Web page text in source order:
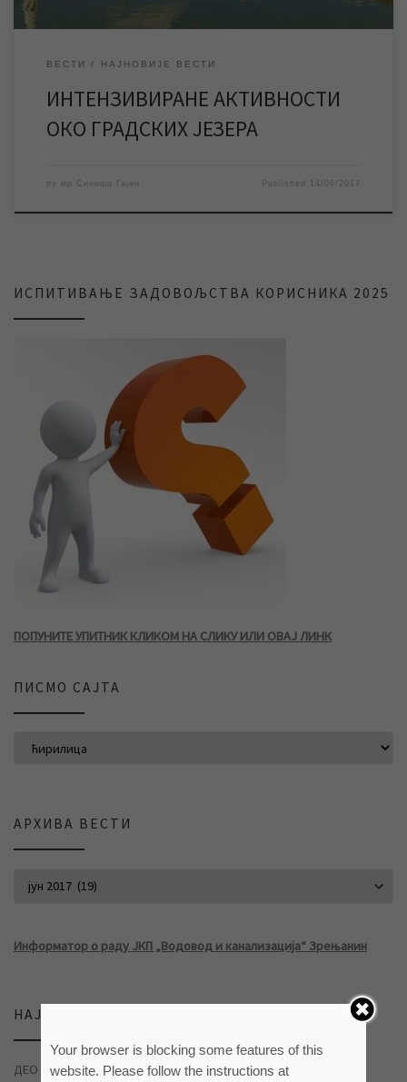
ВЕСТИ НАЈНОВИЈЕ ВЕСТИ
ИНТЕНЗИВИРАНЕ АКТИВНОСТИ
ОКО ГРАДСКИХ ЈЕЗЕРА
by мр Синиша Гајин Published 14/06/2017
ИСПИТИВАЊЕ ЗАДОВОЉСТВА КОРИСНИКА 2025
ПОПУНИТЕ УПИТНИК КЛИКОМ НА СЛИКУ ИЛИ ОВАЈ ЛИНК
ПИСМО САЈТА
АРХИВА ВЕСТИ
Информатор о раду ЈКП „Водовод и канализација“ Зрењанин
НАЈНОВИЈЕ ВЕСТИ
ДЕО НАСЕЉА ДУВАНИКА БЕЗ ВОДЕ04/08/2026
Your browser is blocking some features of this
website. Please follow the instructions at